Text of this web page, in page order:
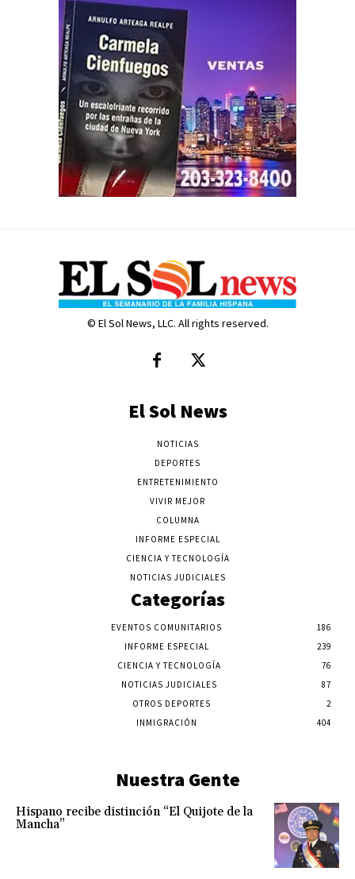
© El Sol News, LLC. All rights reserved.
El Sol News
NOTICIAS
DEPORTES
ENTRETENIMIENTO
VIVIR MEJOR
COLUMNA
INFORME ESPECIAL
CIENCIA Y TECNOLOGÍA
NOTICIAS JUDICIALES
Categorías
EVENTOS COMUNITARIOS
186
INFORME ESPECIAL
239
CIENCIA Y TECNOLOGÍA
76
NOTICIAS JUDICIALES
87
OTROS DEPORTES
2
INMIGRACIÓN
404
Nuestra Gente
Hispano recibe distinción “El Quijote de la
Mancha”